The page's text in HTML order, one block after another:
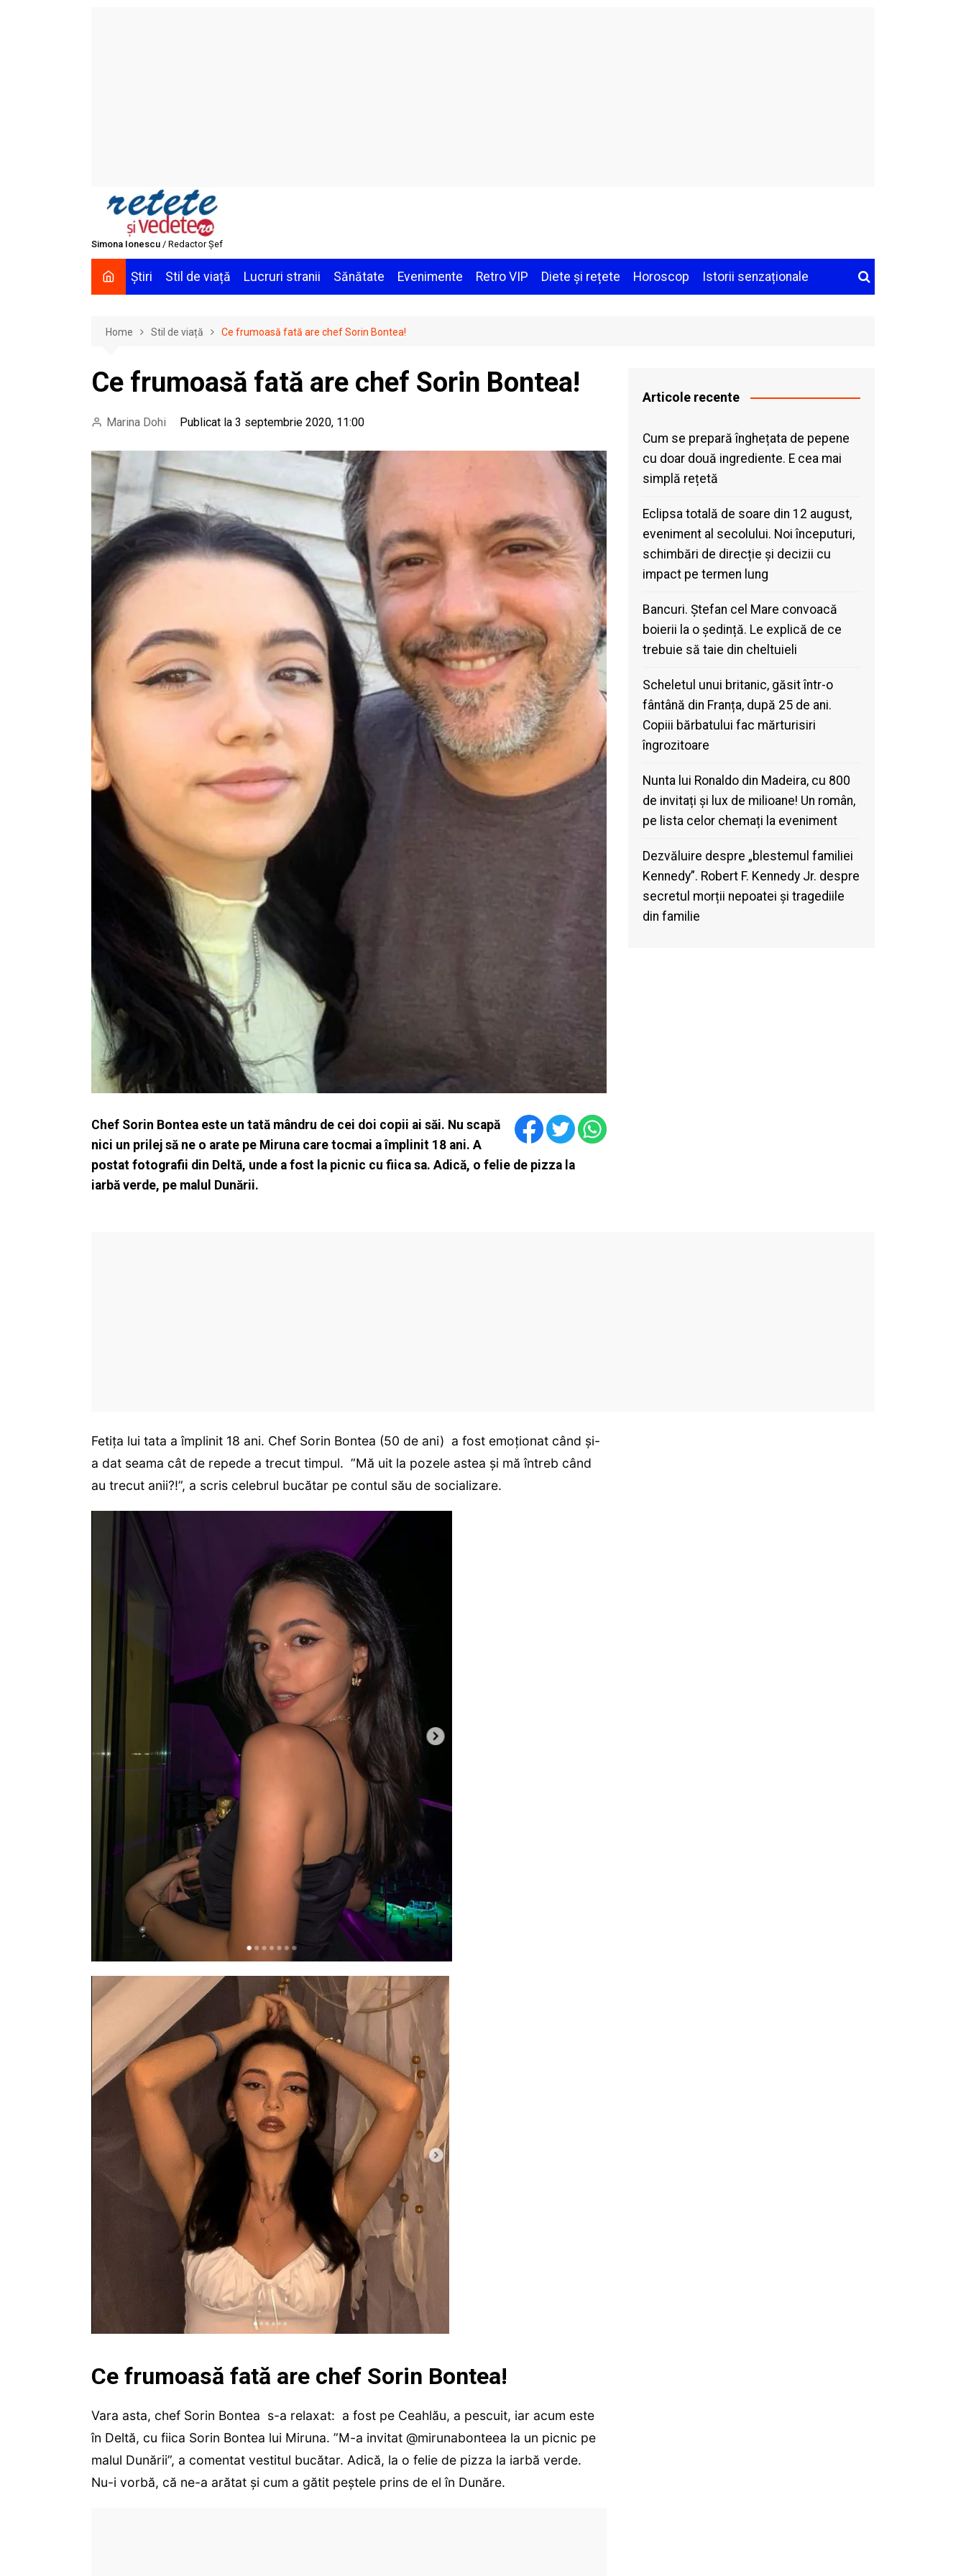
Simona Ionescu / Redactor Șef
Știri Stil de viață Lucruri stranii Sănătate Evenimente Retro VIP Diete și rețete Horoscop Istorii senzaționale
Home Stil de viață Ce frumoasă fată are chef Sorin Bontea!
Ce frumoasă fată are chef Sorin Bontea!
Marina Dohi Publicat la 3 septembrie 2020, 11:00
Chef Sorin Bontea este un tată mândru de cei doi copii ai săi. Nu scapă
nici un prilej să ne o arate pe Miruna care tocmai a împlinit 18 ani. A
postat fotografii din Deltă, unde a fost la picnic cu fiica sa. Adică, o felie de pizza la
iarbă verde, pe malul Dunării.
Articole recente
Cum se prepară înghețata de pepene
cu doar două ingrediente. E cea mai
simplă rețetă
Eclipsa totală de soare din 12 august,
eveniment al secolului. Noi începuturi,
schimbări de direcție și decizii cu
impact pe termen lung
Bancuri. Ștefan cel Mare convoacă
boierii la o ședință. Le explică de ce
trebuie să taie din cheltuieli
Scheletul unui britanic, găsit într-o
fântână din Franța, după 25 de ani.
Copiii bărbatului fac mărturisiri
îngrozitoare
Nunta lui Ronaldo din Madeira, cu 800
de invitați și lux de milioane! Un român,
pe lista celor chemați la eveniment
Dezvăluire despre „blestemul familiei
Kennedy”. Robert F. Kennedy Jr. despre
secretul morții nepoatei și tragediile
din familie
Fetița lui tata a împlinit 18 ani. Chef Sorin Bontea (50 de ani) a fost emoționat când și-
a dat seama cât de repede a trecut timpul. ”Mă uit la pozele astea și mă întreb când
au trecut anii?!”, a scris celebrul bucătar pe contul său de socializare.
Ce frumoasă fată are chef Sorin Bontea!
Vara asta, chef Sorin Bontea s-a relaxat: a fost pe Ceahlău, a pescuit, iar acum este
în Deltă, cu fiica Sorin Bontea lui Miruna. ”M-a invitat @mirunabonteea la un picnic pe
malul Dunării”, a comentat vestitul bucătar. Adică, la o felie de pizza la iarbă verde.
Nu-i vorbă, că ne-a arătat și cum a gătit peștele prins de el în Dunăre.